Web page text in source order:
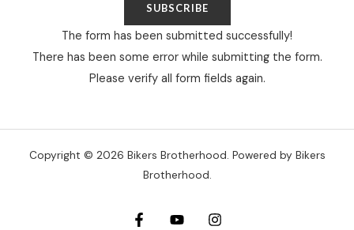
SUBSCRIBE
The form has been submitted successfully!
There has been some error while submitting the form.
Please verify all form fields again.
Copyright © 2026 Bikers Brotherhood. Powered by Bikers
Brotherhood.